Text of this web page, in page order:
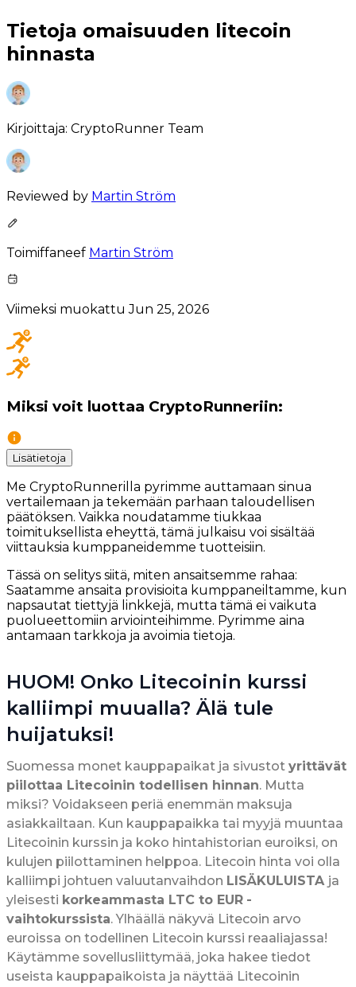
Tietoja omaisuuden litecoin
hinnasta
Kirjoittaja: CryptoRunner Team
Reviewed by Martin Ström
Toimiffaneef Martin Ström
Viimeksi muokattu Jun 25, 2026
Miksi voit luottaa CryptoRunneriin:
Lisätietoja
Me CryptoRunnerilla pyrimme auttamaan sinua
vertailemaan ja tekemään parhaan taloudellisen
päätöksen. Vaikka noudatamme tiukkaa
toimituksellista eheyttä, tämä julkaisu voi sisältää
viittauksia kumppaneidemme tuotteisiin.
Tässä on selitys siitä, miten ansaitsemme rahaa:
Saatamme ansaita provisioita kumppaneiltamme, kun
napsautat tiettyjä linkkejä, mutta tämä ei vaikuta
puolueettomiin arviointeihimme. Pyrimme aina
antamaan tarkkoja ja avoimia tietoja.
HUOM! Onko Litecoinin kurssi
kalliimpi muualla? Älä tule
huijatuksi!
Suomessa monet kauppapaikat ja sivustot yrittävät
piilottaa Litecoinin todellisen hinnan. Mutta
miksi? Voidakseen periä enemmän maksuja
asiakkailtaan. Kun kauppapaikka tai myyjä muuntaa
Litecoinin kurssin ja koko hintahistorian euroiksi, on
kulujen piilottaminen helppoa. Litecoin hinta voi olla
kalliimpi johtuen valuutanvaihdon LISÄKULUISTA ja
yleisesti korkeammasta LTC to EUR -
vaihtokurssista. Ylhäällä näkyvä Litecoin arvo
euroissa on todellinen Litecoin kurssi reaaliajassa!
Käytämme sovellusliittymää, joka hakee tiedot
useista kauppapaikoista ja näyttää Litecoinin